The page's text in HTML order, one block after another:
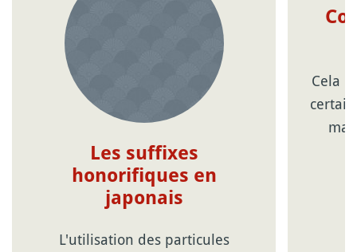
Les suffixes
honorifiques en
japonais
L'utilisation des particules
Cela